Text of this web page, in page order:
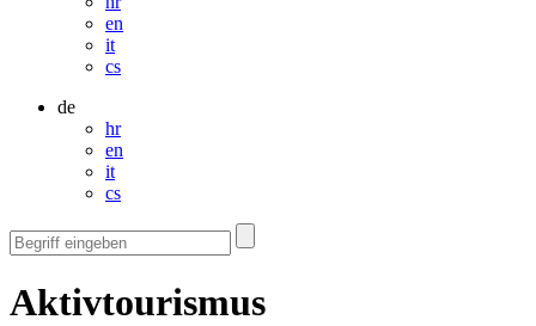
en
it
cs
de
hr
en
it
cs
Aktivtourismus